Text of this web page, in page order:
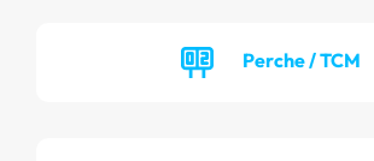
Perche / TCM